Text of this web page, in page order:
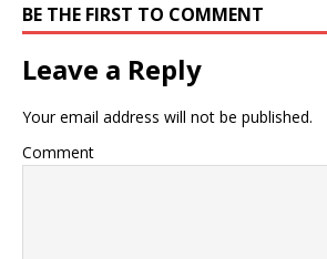
BE THE FIRST TO COMMENT
Leave a Reply
Your email address will not be published.
Comment